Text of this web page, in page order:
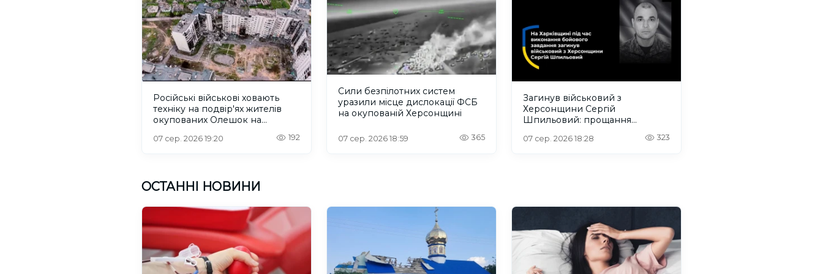
Російські військові ховають
техніку на подвір'ях жителів
окупованих Олешок на
07 сер. 2026 19:20 192
Сили безпілотних систем
уразили місце дислокації ФСБ
на окупованій Херсонщині
07 сер. 2026 18:59 365
Загинув військовий з
Херсонщини Сергій
Шпильовий: прощання
07 сер. 2026 18:28 323
ОСТАННІ НОВИНИ